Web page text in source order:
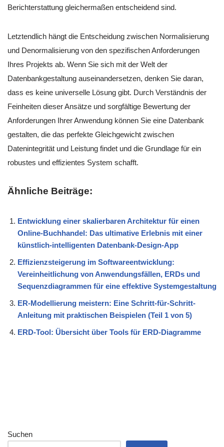
Berichterstattung gleichermaßen entscheidend sind.
Letztendlich hängt die Entscheidung zwischen Normalisierung
und Denormalisierung von den spezifischen Anforderungen
Ihres Projekts ab. Wenn Sie sich mit der Welt der
Datenbankgestaltung auseinandersetzen, denken Sie daran,
dass es keine universelle Lösung gibt. Durch Verständnis der
Feinheiten dieser Ansätze und sorgfältige Bewertung der
Anforderungen Ihrer Anwendung können Sie eine Datenbank
gestalten, die das perfekte Gleichgewicht zwischen
Datenintegrität und Leistung findet und die Grundlage für ein
robustes und effizientes System schafft.
Ähnliche Beiträge:
Entwicklung einer skalierbaren Architektur für einen
Online-Buchhandel: Das ultimative Erlebnis mit einer
künstlich-intelligenten Datenbank-Design-App
Effizienzsteigerung im Softwareentwicklung:
Vereinheitlichung von Anwendungsfällen, ERDs und
Sequenzdiagrammen für eine effektive Systemgestaltung
ER-Modellierung meistern: Eine Schritt-für-Schritt-
Anleitung mit praktischen Beispielen (Teil 1 von 5)
ERD-Tool: Übersicht über Tools für ERD-Diagramme
Suchen